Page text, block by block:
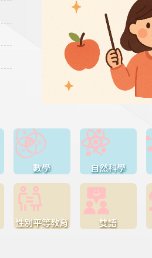
數學 自然科學
性別平等教育 雙語